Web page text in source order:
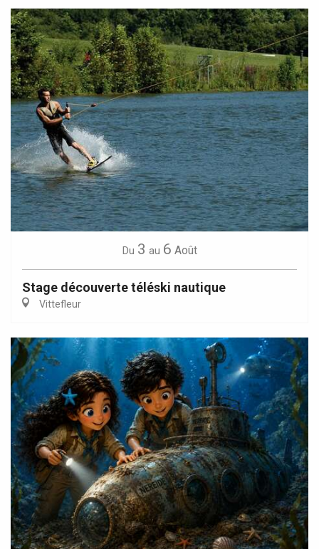
Du 3 au 6 Août
Stage découverte téléski nautique
Vittefleur